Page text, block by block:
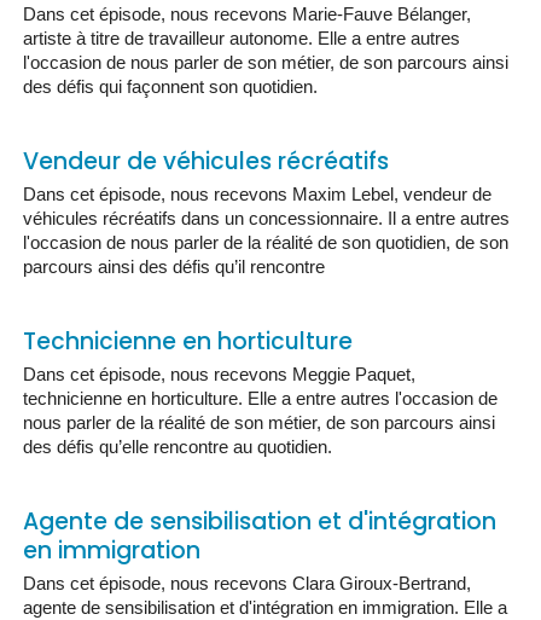
Dans cet épisode, nous recevons Marie-Fauve Bélanger,
artiste à titre de travailleur autonome. Elle a entre autres
l'occasion de nous parler de son métier, de son parcours ainsi
des défis qui façonnent son quotidien.
Vendeur de véhicules récréatifs
Dans cet épisode, nous recevons Maxim Lebel, vendeur de
véhicules récréatifs dans un concessionnaire. Il a entre autres
l'occasion de nous parler de la réalité de son quotidien, de son
parcours ainsi des défis qu’il rencontre
Technicienne en horticulture
Dans cet épisode, nous recevons Meggie Paquet,
technicienne en horticulture. Elle a entre autres l'occasion de
nous parler de la réalité de son métier, de son parcours ainsi
des défis qu’elle rencontre au quotidien.
Agente de sensibilisation et d'intégration
en immigration
Dans cet épisode, nous recevons Clara Giroux-Bertrand,
agente de sensibilisation et d'intégration en immigration. Elle a